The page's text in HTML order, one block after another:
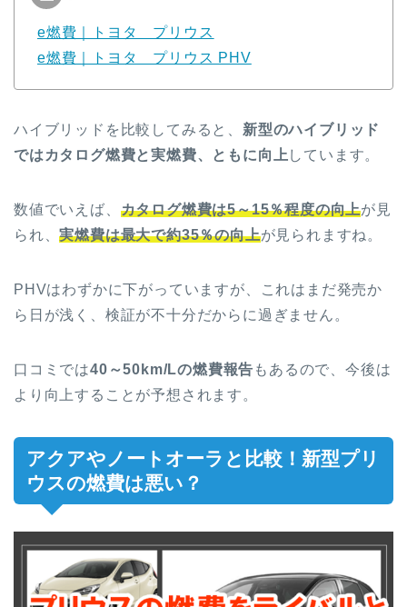
e燃費｜トヨタ プリウス
e燃費｜トヨタ プリウス PHV
ハイブリッドを比較してみると、 新型のハイブリッド
ではカタログ燃費と実燃費、ともに向上 しています。
数値でいえば、 カタログ燃費は5～15％程度の向上が見
られ、実燃費は最大で約35％の向上が見られますね。
PHVはわずかに下がっていますが、これはまだ発売か
ら日が浅く、検証が不十分だからに過ぎません。
口コミでは40～50km/Lの燃費報告 もあるので、今後は
より向上することが予想されます。
アクアやノートオーラと比較！新型プリ
ウスの燃費は悪い？